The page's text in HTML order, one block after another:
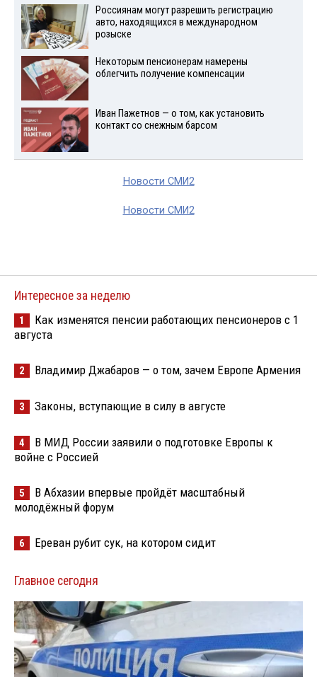
Россиянам могут разрешить регистрацию
авто, находящихся в международном
розыске
Некоторым пенсионерам намерены
облегчить получение компенсации
Иван Пажетнов — о том, как установить
контакт со снежным барсом
Новости СМИ2
Новости СМИ2
Интересное за неделю
1
Как изменятся пенсии работающих пенсионеров с 1
августа
2 Владимир Джабаров — о том, зачем Европе Армения
3 Законы, вступающие в силу в августе
4
В МИД России заявили о подготовке Европы к
войне с Россией
5
В Абхазии впервые пройдёт масштабный
молодёжный форум
6 Ереван рубит сук, на котором сидит
Главное сегодня